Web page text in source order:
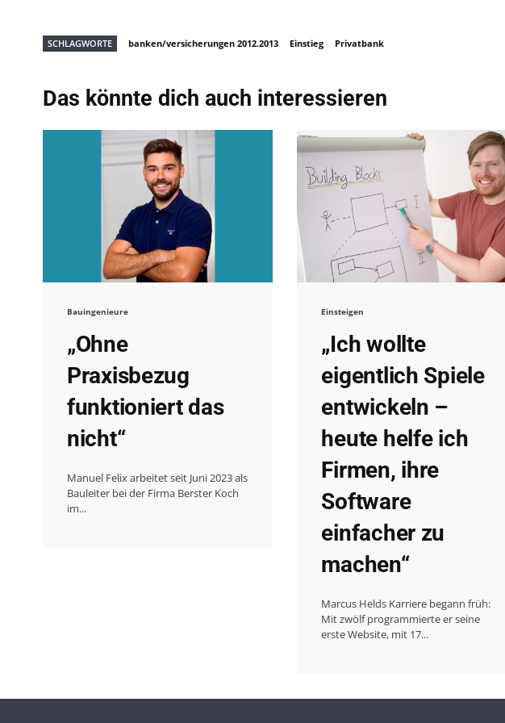
SCHLAGWORTE banken/versicherungen 2012.2013 Einstieg Privatbank
Das könnte dich auch interessieren
Bauingenieure
„Ohne
Praxisbezug
funktioniert das
nicht“
Manuel Felix arbeitet seit Juni 2023 als
Bauleiter bei der Firma Berster Koch
im...
Einsteigen
„Ich wollte
eigentlich Spiele
entwickeln –
heute helfe ich
Firmen, ihre
Software
einfacher zu
machen“
Marcus Helds Karriere begann früh:
Mit zwölf programmierte er seine
erste Website, mit 17...